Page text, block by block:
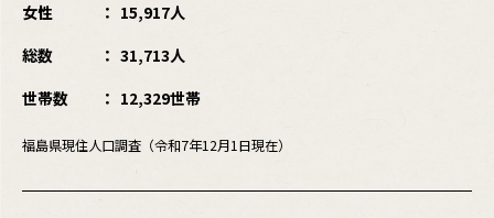
女性
15,917人
総数
31,713人
世帯数
12,329世帯
福島県現住人口調査（令和7年12月1日現在）